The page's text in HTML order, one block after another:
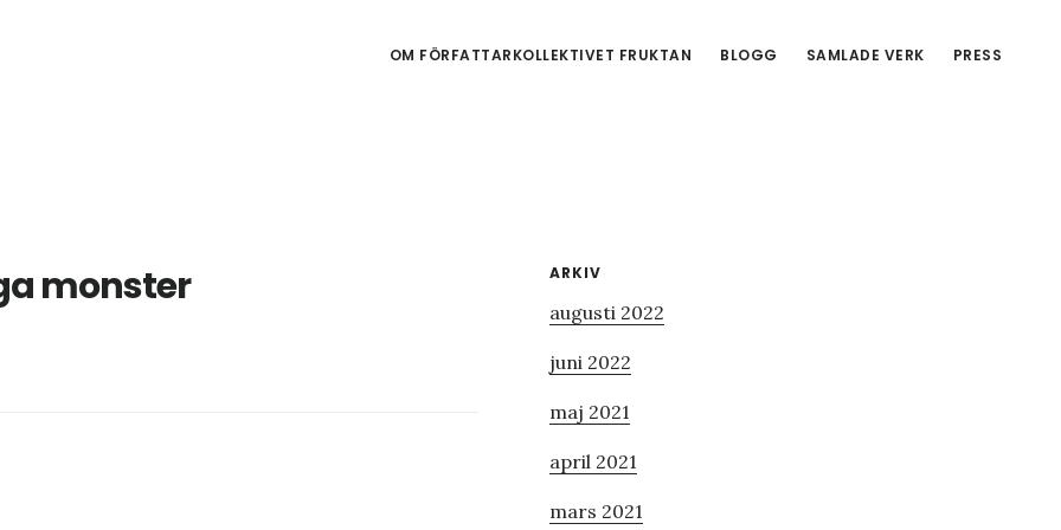
OM FÖRFATTARKOLLEKTIVET FRUKTAN BLOGG SAMLADE VERK PRESS
monster
Primärt
sidofält
ARKIV
augusti 2022
juni 2022
maj 2021
april 2021
mars 2021